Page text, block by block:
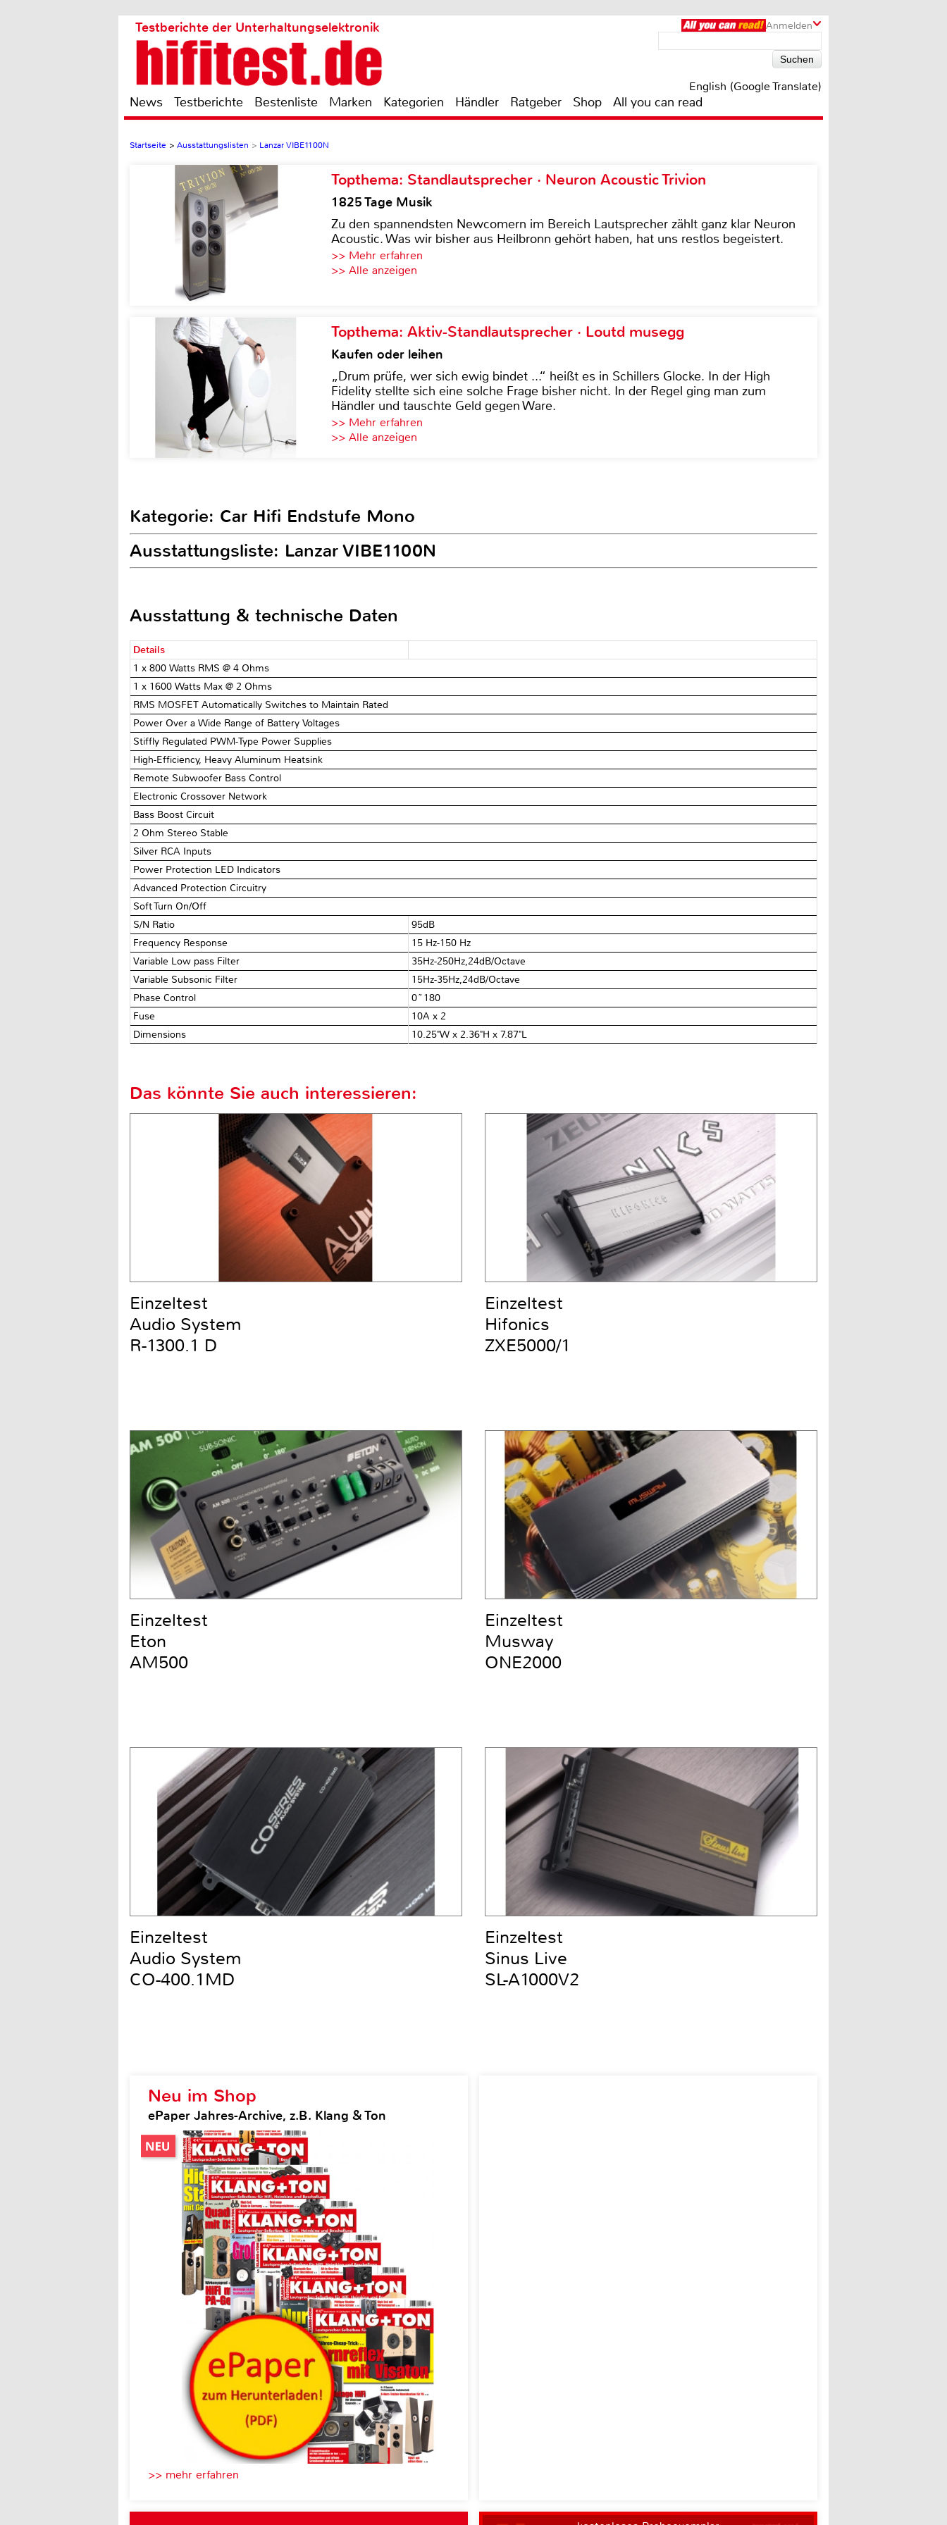
Anmelden
Testberichte der Unterhaltungselektronik
English (Google Translate)
News Testberichte Bestenliste Marken Kategorien Händler Ratgeber Shop All you can read
Startseite > Ausstattungslisten > Lanzar VIBE1100N
Topthema: Standlautsprecher · Neuron Acoustic Trivion
1825 Tage Musik
Zu den spannendsten Newcomern im Bereich Lautsprecher zählt ganz klar Neuron
Acoustic. Was wir bisher aus Heilbronn gehört haben, hat uns restlos begeistert.
>> Mehr erfahren
>> Alle anzeigen
Topthema: Aktiv-Standlautsprecher · Loutd musegg
Kaufen oder leihen
„Drum prüfe, wer sich ewig bindet ...“ heißt es in Schillers Glocke. In der High
Fidelity stellte sich eine solche Frage bisher nicht. In der Regel ging man zum
Händler und tauschte Geld gegen Ware.
>> Mehr erfahren
>> Alle anzeigen
Kategorie: Car Hifi Endstufe Mono
Ausstattungsliste: Lanzar VIBE1100N
Ausstattung & technische Daten
Details
1 x 800 Watts RMS @ 4 Ohms
1 x 1600 Watts Max @ 2 Ohms
RMS MOSFET Automatically Switches to Maintain Rated
Power Over a Wide Range of Battery Voltages
Stiffly Regulated PWM-Type Power Supplies
High-Efficiency, Heavy Aluminum Heatsink
Remote Subwoofer Bass Control
Electronic Crossover Network
Bass Boost Circuit
2 Ohm Stereo Stable
Silver RCA Inputs
Power Protection LED Indicators
Advanced Protection Circuitry
Soft Turn On/Off
S/N Ratio
95dB
Frequency Response
15 Hz-150 Hz
Variable Low pass Filter
35Hz-250Hz,24dB/Octave
Variable Subsonic Filter
15Hz-35Hz,24dB/Octave
Phase Control
0~180
Fuse
10A x 2
Dimensions
10.25"W x 2.36"H x 7.87"L
Neu im Shop
ePaper Jahres-Archive, z.B. Klang & Ton
>> mehr erfahren
Das könnte Sie auch interessieren:
Einzeltest
Audio System
R-1300.1 D
Einzeltest
Hifonics
ZXE5000/1
Einzeltest
Eton
AM500
Einzeltest
Musway
ONE2000
Einzeltest
Audio System
CO-400.1MD
Einzeltest
Sinus Live
SL-A1000V2